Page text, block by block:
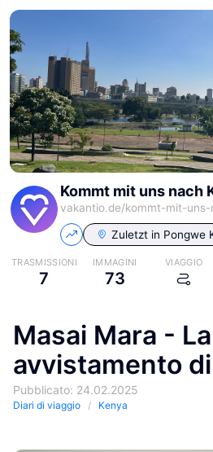
Kommt mit uns nach
vakantio.de/kommt-mit-uns-
Zuletzt in Pongwe
TRASMISSIONI
7
IMMAGINI
73
VIAGGIO
Masai Mara -
avvistamento
Pubblicato: 24.02.2025
Diari di viaggio Kenya